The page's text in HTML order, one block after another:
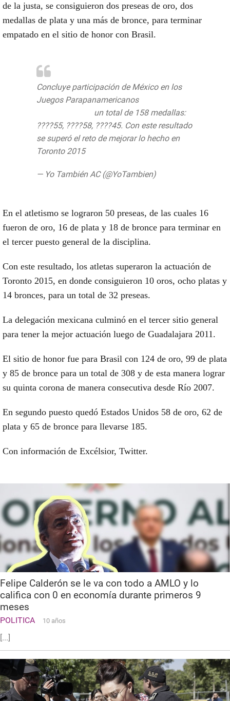
de la justa, se consiguieron dos preseas de oro, dos
medallas de plata y una más de bronce, para terminar
empatado en el sitio de honor con Brasil.
Concluye participación de México en los
Juegos Parapanamericanos
un total de 158 medallas:
????55, ????58, ????45. Con este resultado
se superó el reto de mejorar lo hecho en
Toronto 2015
— Yo También AC (@YoTambien)
En el atletismo se lograron 50 preseas, de las cuales 16
fueron de oro, 16 de plata y 18 de bronce para terminar en
el tercer puesto general de la disciplina.
Con este resultado, los atletas superaron la actuación de
Toronto 2015, en donde consiguieron 10 oros, ocho platas y
14 bronces, para un total de 32 preseas.
La delegación mexicana culminó en el tercer sitio general
para tener la mejor actuación luego de Guadalajara 2011.
El sitio de honor fue para Brasil con 124 de oro, 99 de plata
y 85 de bronce para un total de 308 y de esta manera lograr
su quinta corona de manera consecutiva desde Río 2007.
En segundo puesto quedó Estados Unidos 58 de oro, 62 de
plata y 65 de bronce para llevarse 185.
Con información de Excélsior, Twitter.
Felipe Calderón se le va con todo a AMLO y lo
califica con 0 en economía durante primeros 9
meses
POLITICA 10 años
[...]